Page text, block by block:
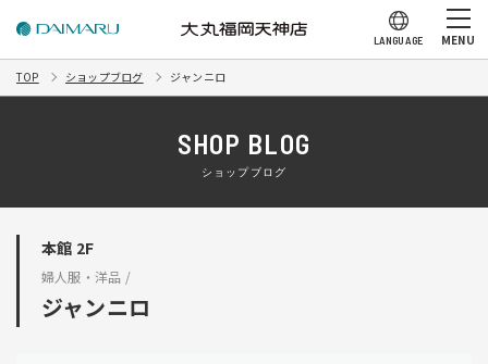
LANGUAGE MENU
TOP ショップブログ ジャンニロ
SHOP BLOG
ショップブログ
本館 2F
婦人服・洋品 /
ジャンニロ